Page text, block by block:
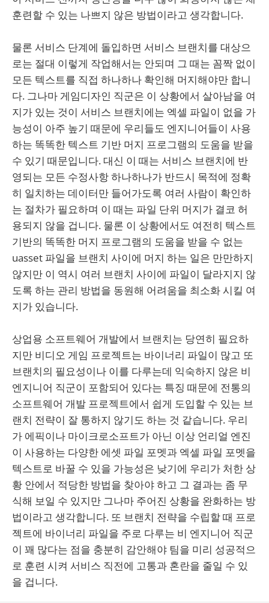
훈련할 수 있는 나쁘지 않은 방법이라고 생각합니다.
물론 서비스 단계에 돌입하면 서비스 브랜치를 대상으
로는 절대 이렇게 작업해서는 안되며 그 때는 꼼짝 없이
모든 텍스트를 직접 하나하나 확인해 머지해야만 합니
다. 그나마 게임디자인 직군은 이 상황에서 살아남을 여
지가 있는 것이 서비스 브랜치에는 엑셀 파일이 없을 가
능성이 아주 높기 때문에 우리들도 엔지니어들이 사용
하는 똑똑한 텍스트 기반 머지 프로그램의 도움을 받을
수 있기 때문입니다. 대신 이 때는 서비스 브랜치에 반
영되는 모든 수정사항 하나하나가 반드시 목적에 정확
히 일치하는 데이터만 들어가도록 여러 사람이 확인하
는 절차가 필요하며 이 때는 파일 단위 머지가 결코 허
용되지 않을 겁니다. 물론 이 상황에서도 여전히 텍스트
기반의 똑똑한 머지 프로그램의 도움을 받을 수 없는
uasset 파일을 브랜치 사이에 머지 하는 일은 만만하지
않지만 이 역시 여러 브랜치 사이에 파일이 달라지지 않
도록 하는 관리 방법을 동원해 어려움을 최소화 시킬 여
지가 있습니다.
상업용 소프트웨어 개발에서 브랜치는 당연히 필요하
지만 비디오 게임 프로젝트는 바이너리 파일이 많고 또
브랜치의 필요성이나 이를 다루는데 익숙하지 않은 비
엔지니어 직군이 포함되어 있다는 특징 때문에 전통의
소프트웨어 개발 프로젝트에서 쉽게 도입할 수 있는 브
랜치 전략이 잘 통하지 않기도 하는 것 같습니다. 우리
가 에픽이나 마이크로소프트가 아닌 이상 언리얼 엔진
이 사용하는 다양한 에셋 파일 포멧과 엑셀 파일 포멧을
텍스트로 바꿀 수 있을 가능성은 낮기에 우리가 처한 상
황 안에서 적당한 방법을 찾아야 하고 그 결과는 좀 무
식해 보일 수 있지만 그나마 주어진 상황을 완화하는 방
법이라고 생각합니다. 또 브랜치 전략을 수립할 때 프로
젝트에 바이너리 파일을 주로 다루는 비 엔지니어 직군
이 꽤 많다는 점을 충분히 감안해야 팀을 미리 성공적으
로 훈련 시켜 서비스 직전에 고통과 혼란을 줄일 수 있
을 겁니다.